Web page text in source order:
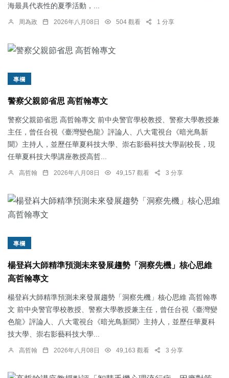
海最具代表性的夏季活動，...
周為政 2026年八月08日 504 觀看 1 分享
專欄
警察父親節省思 高哲翰專文
警察父親節省思 高哲翰專文 前中央警官學校教授、警察大學教授兼
主任，曾任台視《臺灣變色龍》評論人、八大電視台《暗光鳥新
聞》主持人，並歷任華夏科技大學、崇右影藝科技大學副校長，現
任華夏科技大學講座教授高哲...
高哲翰 2026年八月08日 49,157 觀看 3 分享
專欄
楊登嵙大師精準預測未來發展趨勢「洞察先機」核心思維
高哲翰專文
楊登嵙大師精準預測未來發展趨勢「洞察先機」核心思維 高哲翰專
文 前中央警官學校教授、警察大學教授兼主任，曾任台視《臺灣變
色龍》評論人、八大電視台《暗光鳥新聞》主持人，並歷任華夏科
技大學、崇右影藝科技大學...
高哲翰 2026年八月08日 49,163 觀看 3 分享